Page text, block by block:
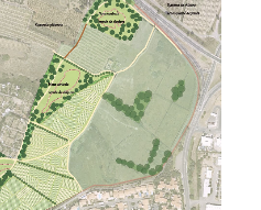
de Gruissan
De Création